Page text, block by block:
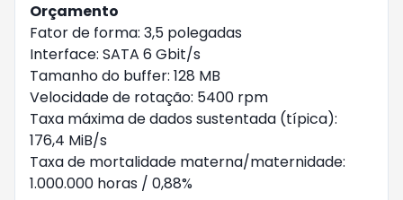
Orçamento
Fator de forma: 3,5 polegadas
Interface: SATA 6 Gbit/s
Tamanho do buffer: 128 MB
Velocidade de rotação: 5400 rpm
Taxa máxima de dados sustentada (típica):
176,4 MiB/s
Taxa de mortalidade materna/maternidade:
1.000.000 horas / 0,88%